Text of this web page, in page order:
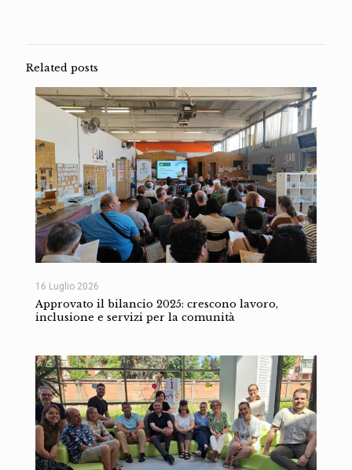
Related posts
16 Luglio 2026
Approvato il bilancio 2025: crescono lavoro,
inclusione e servizi per la comunità